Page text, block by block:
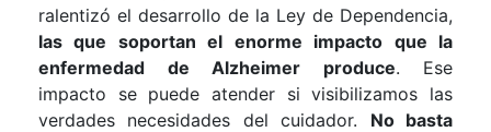
ralentizó el desarrollo de la Ley de Dependencia,
las que soportan el enorme impacto que la
enfermedad de Alzheimer produce. Ese
impacto se puede atender si visibilizamos las
verdades necesidades del cuidador. No basta